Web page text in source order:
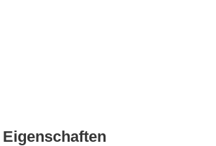
Eigenschaften